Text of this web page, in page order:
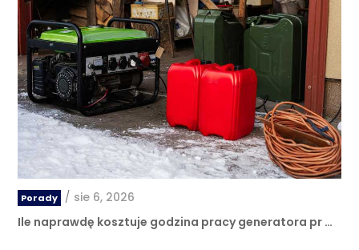
Porady / sie 6, 2026
Ile naprawdę kosztuje godzina pracy generatora pr …